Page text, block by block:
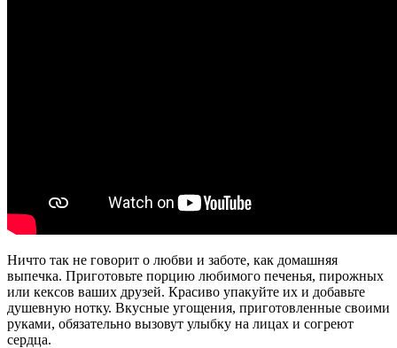
Ничто так не говорит о любви и заботе, как домашняя
выпечка. Приготовьте порцию любимого печенья, пирожных
или кексов ваших друзей. Красиво упакуйте их и добавьте
душевную нотку. Вкусные угощения, приготовленные своими
руками, обязательно вызовут улыбку на лицах и согреют
сердца.